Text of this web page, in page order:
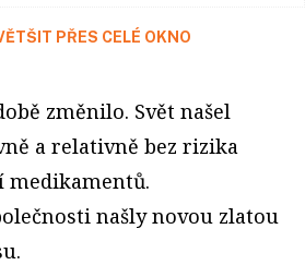
PŘES CELÉ OKNO
změnilo. Svět našel
a relativně bez rizika
medikamentů.
našly novou zlatou